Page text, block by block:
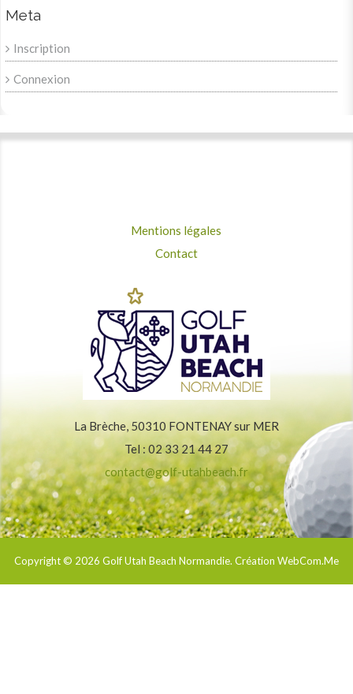
Meta
Inscription
Connexion
Mentions légales
Contact
La Brèche, 50310 FONTENAY sur MER
Tel : 02 33 21 44 27
contact@golf-utahbeach.fr
Copyright © 2026 Golf Utah Beach Normandie. Création WebCom.Me